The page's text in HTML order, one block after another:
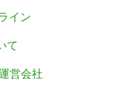
イン
て
営会社